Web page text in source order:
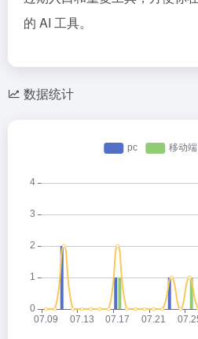
的 AI 工具。
数据统计